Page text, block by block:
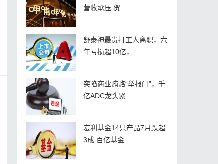
营收承压 贺
舒泰神最贵打工人离职，六
年亏损超10亿，
突陷商业贿赂“举报门”，千
亿ADC龙头紧
宏利基金14只产品7月跌超
3成 百亿基金